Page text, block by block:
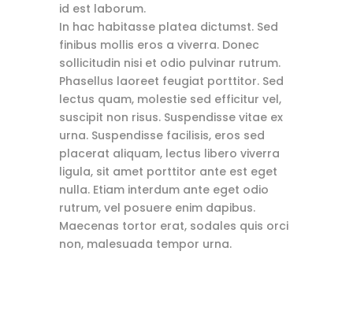
id est laborum.
In hac habitasse platea dictumst. Sed
finibus mollis eros a viverra. Donec
sollicitudin nisi et odio pulvinar rutrum.
Phasellus laoreet feugiat porttitor. Sed
lectus quam, molestie sed efficitur vel,
suscipit non risus. Suspendisse vitae ex
urna. Suspendisse facilisis, eros sed
placerat aliquam, lectus libero viverra
ligula, sit amet porttitor ante est eget
nulla. Etiam interdum ante eget odio
rutrum, vel posuere enim dapibus.
Maecenas tortor erat, sodales quis orci
non, malesuada tempor urna.